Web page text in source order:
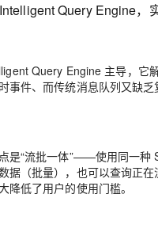
Query Engine，
Query Engine 主导，它
事件、而传统消息队列又缺
是“流批一体”——使用同一种
据（批量），也可以查询正
降低了用户的使用门槛。